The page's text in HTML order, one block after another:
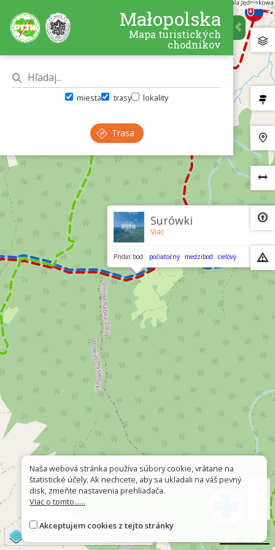
Surówki
Viac
Pridať bod: počiatočný medzibod cieľový
Małopolska
Mapa turistických
chodníkov
miesta trasy lokality
Trasa
Naša webová stránka používa súbory cookie, vrátane na
štatistické účely. Ak nechcete, aby sa ukladali na váš pevný
disk, zmeňte nastavenia prehliadača.
Viac o tomto......
Akceptujem cookies z tejto stránky